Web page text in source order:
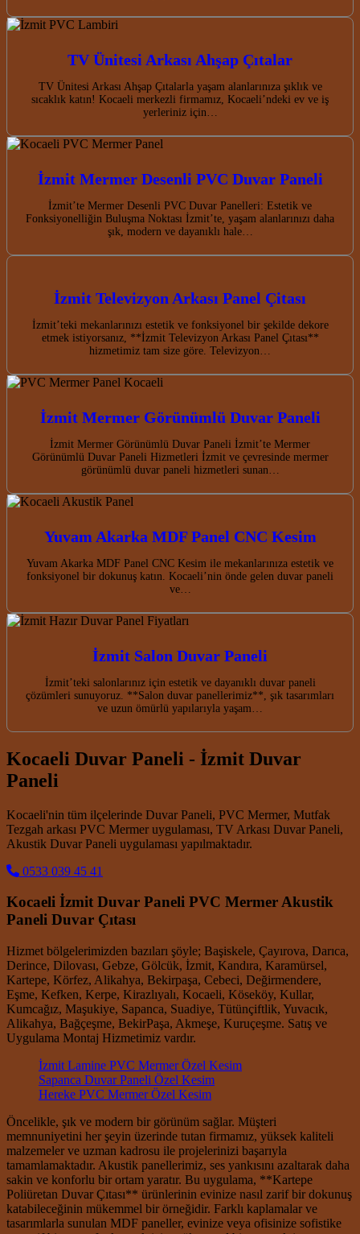
TV Ünitesi Arkası Ahşap Çıtalar
TV Ünitesi Arkası Ahşap Çıtalarla yaşam alanlarınıza şıklık ve
sıcaklık katın! Kocaeli merkezli firmamız, Kocaeli’ndeki ev ve iş
yerleriniz için…
İzmit Mermer Desenli PVC Duvar Paneli
İzmit’te Mermer Desenli PVC Duvar Panelleri: Estetik ve
Fonksiyonelliğin Buluşma Noktası İzmit’te, yaşam alanlarınızı daha
şık, modern ve dayanıklı hale…
İzmit Televizyon Arkası Panel Çitası
İzmit’teki mekanlarınızı estetik ve fonksiyonel bir şekilde dekore
etmek istiyorsanız, **İzmit Televizyon Arkası Panel Çıtası**
hizmetimiz tam size göre. Televizyon…
İzmit Mermer Görünümlü Duvar Paneli
İzmit Mermer Görünümlü Duvar Paneli İzmit’te Mermer
Görünümlü Duvar Paneli Hizmetleri İzmit ve çevresinde mermer
görünümlü duvar paneli hizmetleri sunan…
Yuvam Akarka MDF Panel CNC Kesim
Yuvam Akarka MDF Panel CNC Kesim ile mekanlarınıza estetik ve
fonksiyonel bir dokunuş katın. Kocaeli’nin önde gelen duvar paneli
ve…
İzmit Salon Duvar Paneli
İzmit’teki salonlarınız için estetik ve dayanıklı duvar paneli
çözümleri sunuyoruz. **Salon duvar panellerimiz**, şık tasarımları
ve uzun ömürlü yapılarıyla yaşam…
Kocaeli Duvar Paneli - İzmit Duvar
Paneli
Kocaeli'nin tüm ilçelerinde Duvar Paneli, PVC Mermer, Mutfak
Tezgah arkası PVC Mermer uygulaması, TV Arkası Duvar Paneli,
Akustik Duvar Paneli uygulaması yapılmaktadır.
0533 039 45 41
Kocaeli İzmit Duvar Paneli PVC Mermer Akustik
Paneli Duvar Çıtası
Hizmet bölgelerimizden bazıları şöyle; Başiskele, Çayırova, Darıca,
Derince, Dilovası, Gebze, Gölcük, İzmit, Kandıra, Karamürsel,
Kartepe, Körfez, Alikahya, Bekirpaşa, Cebeci, Değirmendere,
Eşme, Kefken, Kerpe, Kirazlıyalı, Kocaeli, Köseköy, Kullar,
Kumcağız, Maşukiye, Sapanca, Suadiye, Tütünçiftlik, Yuvacık,
Alikahya, Bağçeşme, BekirPaşa, Akmeşe, Kuruçeşme. Satış ve
Uygulama Montaj Hizmetimiz vardır.
İzmit Lamine PVC Mermer Özel Kesim
Sapanca Duvar Paneli Özel Kesim
Hereke PVC Mermer Özel Kesim
Öncelikle, şık ve modern bir görünüm sağlar. Müşteri
memnuniyetini her şeyin üzerinde tutan firmamız, yüksek kaliteli
malzemeler ve uzman kadrosu ile projelerinizi başarıyla
tamamlamaktadır. Akustik panellerimiz, ses yankısını azaltarak daha
sakin ve konforlu bir ortam yaratır. Bu uygulama, **Kartepe
Poliüretan Duvar Çıtası** ürünlerinin evinize nasıl zarif bir dokunuş
katabileceğinin mükemmel bir örneğidir. Farklı kaplamalar ve
tasarımlarla sunulan MDF paneller, evinize veya ofisinize sofistike